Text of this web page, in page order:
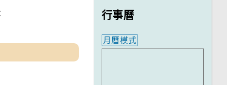
行事曆
月曆模式